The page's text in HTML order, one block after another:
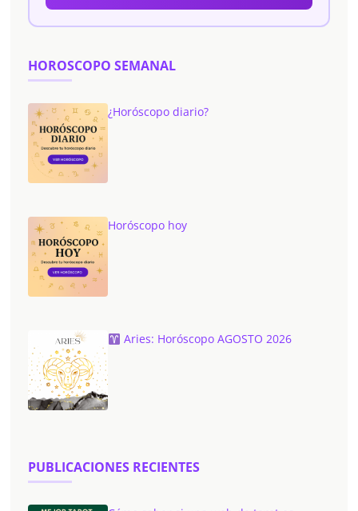
HOROSCOPO SEMANAL
¿Horóscopo diario?
Horóscopo hoy
Aries: Horóscopo AGOSTO 2026
PUBLICACIONES RECIENTES